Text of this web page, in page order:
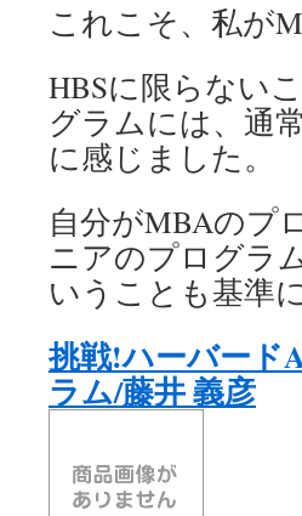
これこそ、私が
HBSに限らない
グラムには、通
に感じました。
自分がMBAのプ
ニアのプログラ
いうことも基準
挑戦!ハーバー
ラム/藤井 義彦